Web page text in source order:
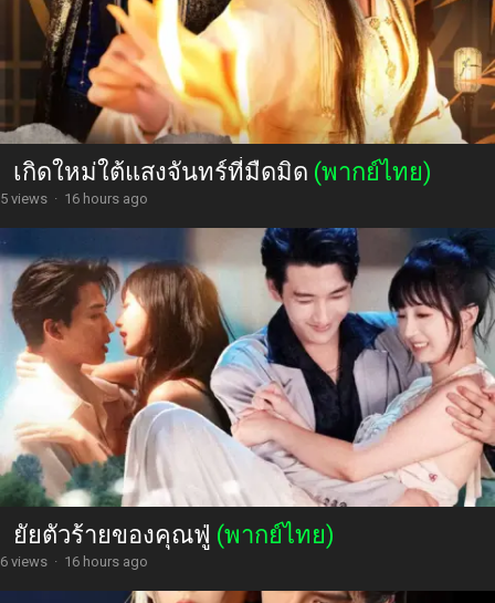
เกิดใหม่ใต้แสงจันทร์ที่มืดมิด (พากย์ไทย)
5 views · 16 hours ago
ยัยตัวร้ายของคุณฟู่ (พากย์ไทย)
6 views · 16 hours ago